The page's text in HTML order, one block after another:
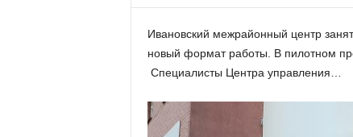
Ивановский межрайонный центр
новый формат работы. В пилотном
Специалисты Центра управления…